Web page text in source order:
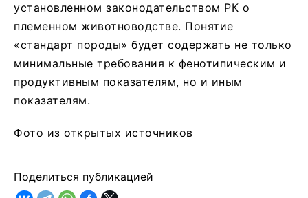
установленном законодательством РК о
племенном животноводстве. Понятие
«стандарт породы» будет содержать не только
минимальные требования к фенотипическим и
продуктивным показателям, но и иным
показателям.
Фото из открытых источников
Поделиться публикацией